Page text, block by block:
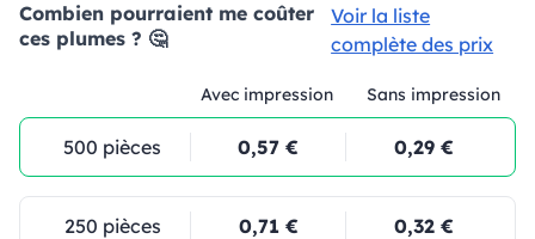
Combien pourraient me coûter
ces plumes ? 🤔
Voir la liste
complète des prix
Avec impression Sans impression
500 pièces 0,57 € 0,29 €
250 pièces 0,71 € 0,32 €